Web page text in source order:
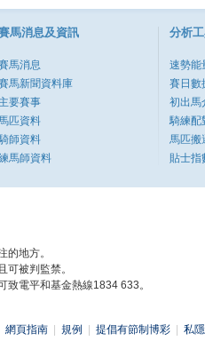
馬消息及資訊
馬消息
馬新聞資料庫
主要賽事
匹資料
師資料
馬師資料
分析
速勢能
賽日數
初出馬
騎練配
馬匹搬
貼士指
的地方。
可被判監禁。
致電平和基金熱線1834 633。
網頁指南 規例 提倡有節制博彩 私